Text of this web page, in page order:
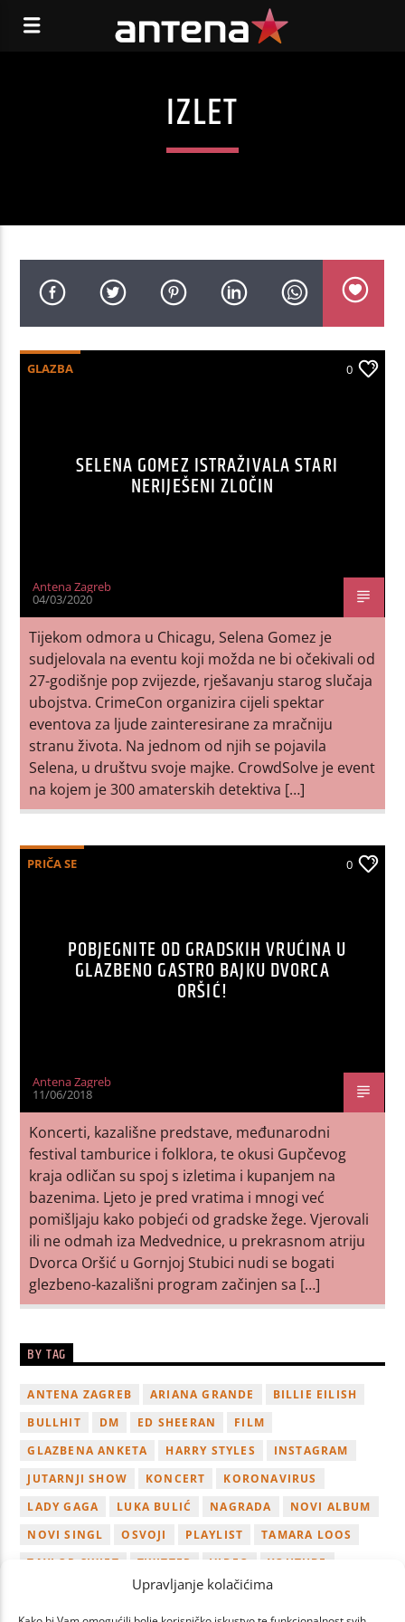
Upravljanje kolačićima
IZLET
GLAZBA 0
SELENA GOMEZ ISTRAŽIVALA STARI
NERIJEŠENI ZLOČIN
Antena Zagreb
04/03/2020
Tijekom odmora u Chicagu, Selena Gomez je
sudjelovala na eventu koji možda ne bi očekivali od
27-godišnje pop zvijezde, rješavanju starog slučaja
ubojstva. CrimeCon organizira cijeli spektar
eventova za ljude zainteresirane za mračniju
stranu života. Na jednom od njih se pojavila
Selena, u društvu svoje majke. CrowdSolve je event
na kojem je 300 amaterskih detektiva […]
PRIČA SE 0
POBJEGNITE OD GRADSKIH VRUĆINA U
GLAZBENO GASTRO BAJKU DVORCA
ORŠIĆ!
Antena Zagreb
11/06/2018
Koncerti, kazališne predstave, međunarodni
festival tamburice i folklora, te okusi Gupčevog
kraja odličan su spoj s izletima i kupanjem na
bazenima. Ljeto je pred vratima i mnogi već
pomišljaju kako pobjeći od gradske žege. Vjerovali
ili ne odmah iza Medvednice, u prekrasnom atriju
Dvorca Oršić u Gornjoj Stubici nudi se bogati
glezbeno-kazališni program začinjen sa […]
BY TAG
ANTENA ZAGREB ARIANA GRANDE
BILLIE EILISH
BULLHIT
DM ED SHEERAN
FILM
GLAZBENA ANKETA
HARRY STYLES
INSTAGRAM
JUTARNJI SHOW
KONCERT
KORONAVIRUS
LADY GAGA
LUKA BULIĆ NAGRADA
NOVI ALBUM
NOVI SINGL
OSVOJI PLAYLIST
TAMARA LOOS
TAYLOR SWIFT
TWITTER VIDEO
YOUTUBE